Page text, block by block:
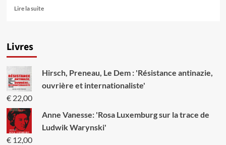
Lire la suiteEn
…
la
Livres
Hirsch, Preneau, Le Dem : 'Résistance antinazie,
ouvrière et internationaliste'
€22,00
Anne Vanesse: 'Rosa Luxemburg sur la trace de
Ludwik Warynski'
€12,00